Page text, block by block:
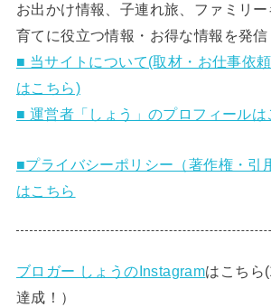
お出かけ情報、子連れ旅、ファミリ
育てに役立つ情報・お得な情報を発信
■ 当サイトについて(取材・お仕事依
はこちら)
■ 運営者「しょう」のプロフィールは
■プライバシーポリシー（著作権・引
はこちら
ブロガー しょうのInstagramはこちら
達成！）